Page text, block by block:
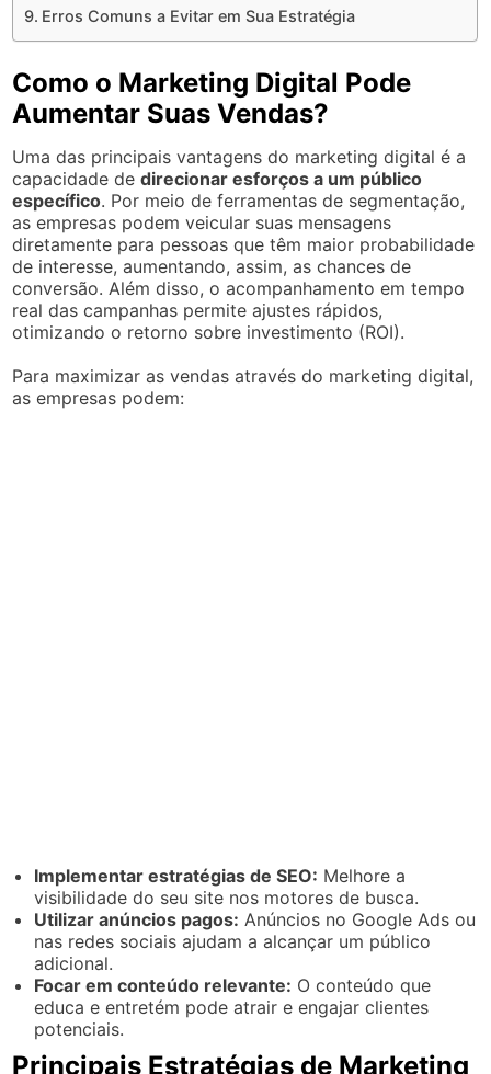
Erros Comuns a Evitar em Sua Estratégia
Como o Marketing Digital Pode
Aumentar Suas Vendas?
Uma das principais vantagens do marketing digital é a
capacidade dedirecionar esforços a um público
específico. Por meio de ferramentas de segmentação,
as empresas podem veicular suas mensagens
diretamente para pessoas que têm maior probabilidade
de interesse, aumentando, assim, as chances de
conversão. Além disso, o acompanhamento em tempo
real das campanhas permite ajustes rápidos,
otimizando o retorno sobre investimento (ROI).
Para maximizar as vendas através do marketing digital,
as empresas podem:
Implementar estratégias de SEO: Melhore a
visibilidade do seu site nos motores de busca.
Utilizar anúncios pagos: Anúncios no Google Ads ou
nas redes sociais ajudam a alcançar um público
adicional.
Focar em conteúdo relevante: O conteúdo que
educa e entretém pode atrair e engajar clientes
potenciais.
Principais Estratégias de Marketing